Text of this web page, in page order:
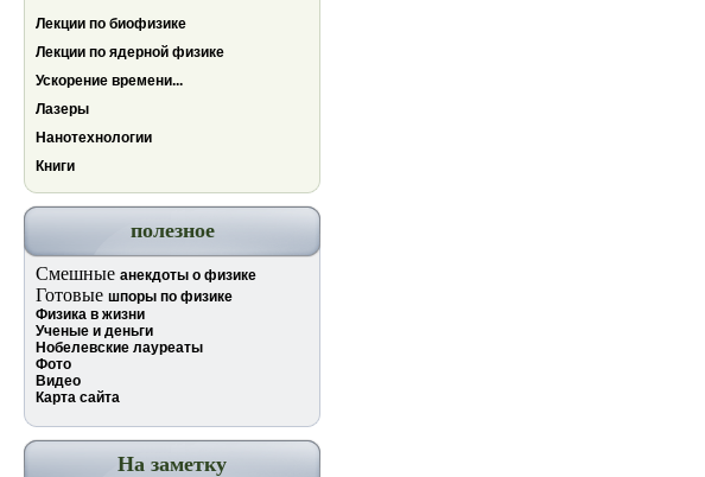
Лекции по биофизике
Лекции по ядерной физике
Ускорение времени...
Лазеры
Нанотехнологии
Книги
полезное
Смешные анекдоты о физике
Готовые шпоры по физике
Физика в жизни
Ученые и деньги
Нобелевские лауреаты
Фото
Видео
Карта сайта
На заметку